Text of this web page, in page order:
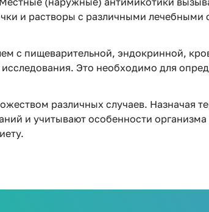
и растворы с различными лечебными
с пищеварительной, эндокринной,
исследования. Это необходимо для
различных случаев.
и учитывают особенности